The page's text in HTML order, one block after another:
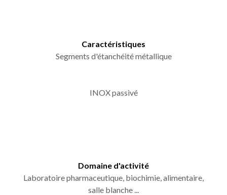
Caractéristiques
Segments d'étanchéité métallique
INOX passivé
Domaine d'activité
Laboratoire pharmaceutique, biochimie, alimentaire,
salle blanche ...